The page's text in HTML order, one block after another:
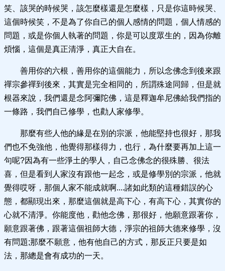
笑、該哭的時候哭，該怎麼樣還是怎麼樣，只是你這時候哭、
這個時候笑，不是為了你自己的個人感情的問題，個人情感的
問題，或是你個人執著的問題，你是可以度眾生的，因為你離
煩惱，這個是真正清淨，真正大自在。
善用你的六根，善用你的這個能力，所以念佛念到後來跟
禪宗參禪到後來，其實是完全相同的，所謂殊途同歸，但是就
根器來說，我們還是念阿彌陀佛，這是釋迦牟尼佛給我們指的
一條路，我們自己修學，也勸人家修學。
那麼有些人他的緣是在別的宗派，他能堅持也很好，那我
們也不免強他，他覺得那樣得力，也行，為什麼要再加上這一
句呢?因為有一些淨土的學人，自己念佛念的很殊勝、很法
喜，但是看到人家沒有跟他一起念，或是修學別的宗派，他就
覺得哎呀，那個人家不能成就啊....諸如此類的這種錯誤的心
態，都顯現出來，那麼這個就是高下心，有高下心，其實你的
心就不清淨。你能度他，勸他念佛，那很好，他願意跟著你，
願意跟著佛，跟著這個祖師大德，淨宗的祖師大德來修學，沒
有問題;那麼不願意，他有他自己的方式，那反正只要是如
法，那總是會有成功的一天。